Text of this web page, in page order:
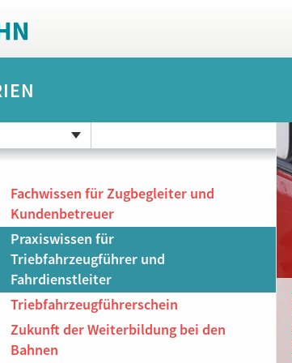
Fachwissen für Zugbegleiter und
Kundenbetreuer
Praxiswissen für
Triebfahrzeugführer und
Fahrdienstleiter
Triebfahrzeugführerschein
Zukunft der Weiterbildung bei den
Bahnen